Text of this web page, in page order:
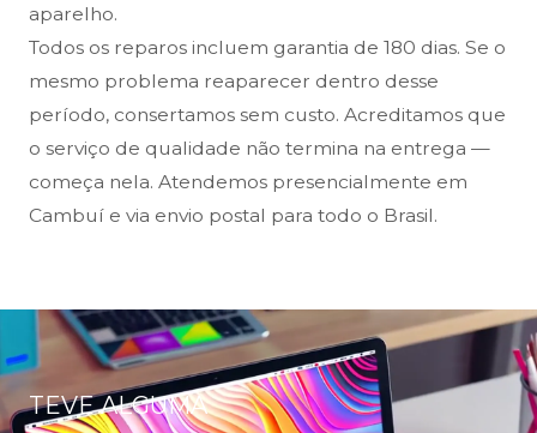
aparelho.
Todos os reparos incluem garantia de 180 dias. Se o
mesmo problema reaparecer dentro desse
período, consertamos sem custo. Acreditamos que
o serviço de qualidade não termina na entrega —
começa nela. Atendemos presencialmente em
Cambuí e via envio postal para todo o Brasil.
TEVE ALGUMA